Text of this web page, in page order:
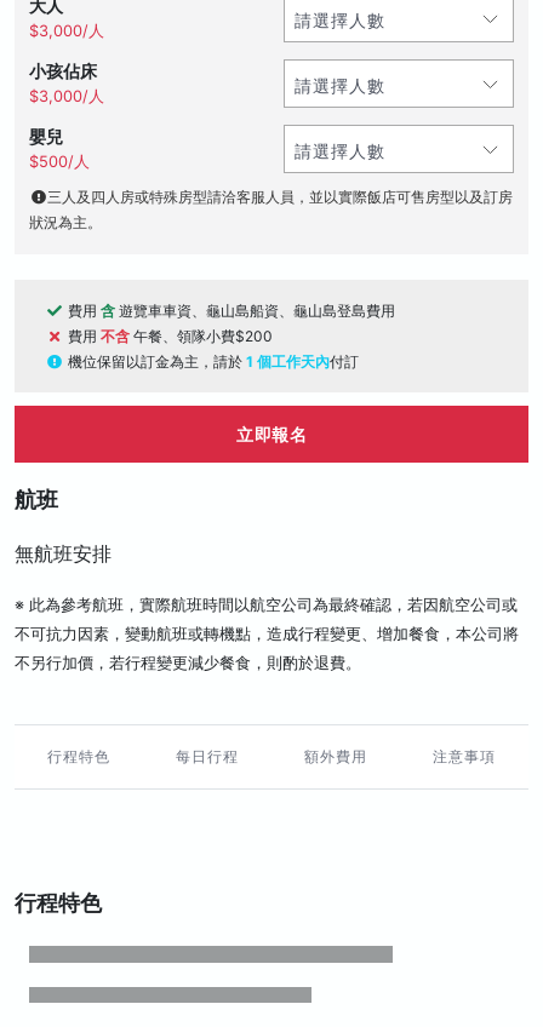
大人
$3,000/人
小孩佔床
$3,000/人
嬰兒
$500/人
三人及四人房或特殊房型請洽客服人員，並以實際飯店可售房型以及訂房
狀況為主。
費用 含 遊覽車車資、龜山島船資、龜山島登島費用
費用 不含 午餐、領隊小費$200
機位保留以訂金為主，請於 1 個工作天內付訂
立即報名
航班
無航班安排
※ 此為參考航班，實際航班時間以航空公司為最終確認，若因航空公司或
不可抗力因素，變動航班或轉機點，造成行程變更、增加餐食，本公司將
不另行加價，若行程變更減少餐食，則酌於退費。
行程特色 每日行程 額外費用 注意事項
行程特色